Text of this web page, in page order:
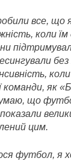
все, що
коли
як
що
цим.
футбол, я